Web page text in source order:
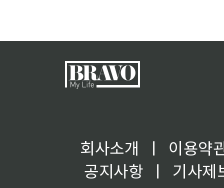
회사소개 ㅣ
이용약
공지사항
ㅣ
기사제